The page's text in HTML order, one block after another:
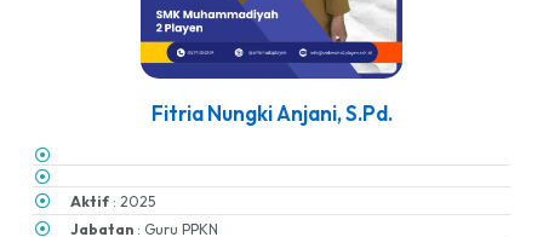
Fitria Nungki Anjani, S.Pd.
Aktif : 2025
Jabatan : Guru PPKN